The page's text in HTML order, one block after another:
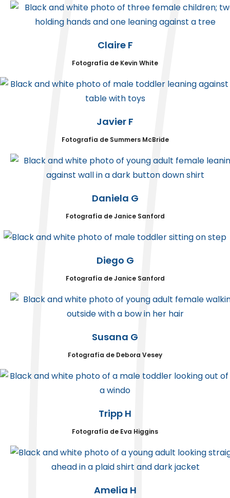
Claire F
Fotografía de Kevin White
Javier F
Fotografía de Summers McBride
Daniela G
Fotografía de Janice Sanford
Diego G
Fotografía de Janice Sanford
Susana G
Fotografía de Debora Vesey
Tripp H
Fotografía de Eva Higgins
Amelia H